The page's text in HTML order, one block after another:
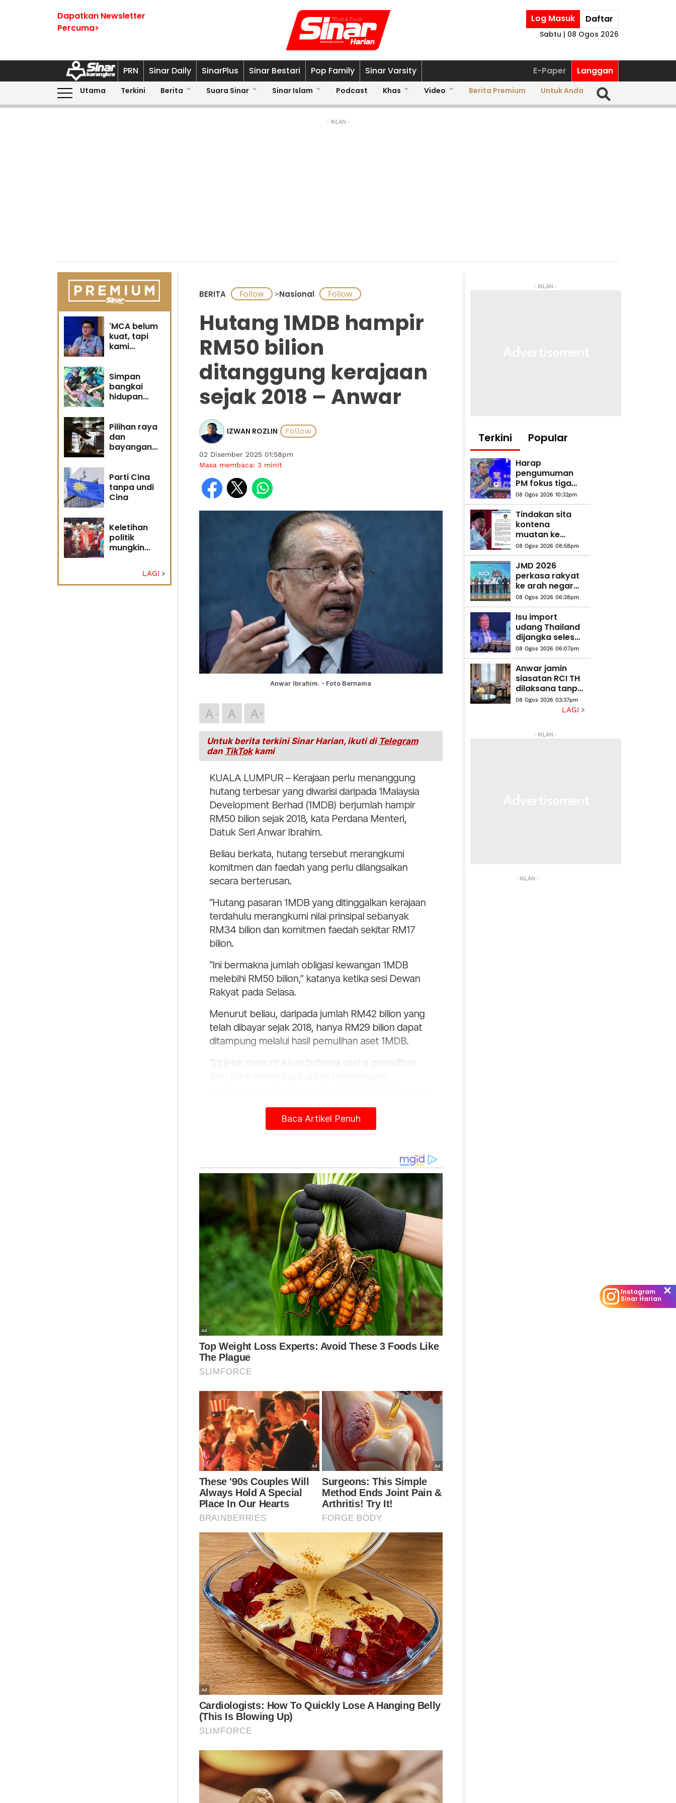
Dapatkan Newsletter
Percuma>
Log Masuk Daftar
Sabtu | 08 Ogos 2026
PRN Sinar Daily SinarPlus Sinar Bestari Pop Family Sinar Varsity E-Paper Langgan
Utama Terkini Berita Suara Sinar Sinar Islam Podcast Khas Video Berita Premium Untuk Anda
- IKLAN -
'MCA belum
kuat, tapi
kami
Simpan
bangkai
hidupan
Pilihan raya
dan
bayangan
Parti Cina
tanpa undi
Cina
Keletihan
politik
mungkin
Penganalisis
LAGI
BERITA >Nasional
Hutang 1MDB hampir
RM50 bilion
ditanggung kerajaan
sejak 2018 – Anwar
IZWAN ROZLIN
02 Disember 2025 01:58pm
Masa membaca: 3minit
Anwar Ibrahim. - Foto Bernama
A A A
Untuk berita terkini Sinar Harian, ikuti di Telegram
dan TikTokkami
KUALA LUMPUR – Kerajaan perlu menanggung
hutang terbesar yang diwarisi daripada 1Malaysia
Development Berhad (1MDB) berjumlah hampir
RM50 bilion sejak 2018, kata Perdana Menteri,
Datuk Seri Anwar Ibrahim.
Beliau berkata, hutang tersebut merangkumi
komitmen dan faedah yang perlu dilangsaikan
secara berterusan.
“Hutang pasaran 1MDB yang ditinggalkan kerajaan
terdahulu merangkumi nilai prinsipal sebanyak
RM34 bilion dan komitmen faedah sekitar RM17
bilion.
“Ini bermakna jumlah obligasi kewangan 1MDB
melebihi RM50 bilion,” katanya ketika sesi Dewan
Rakyat pada Selasa.
Menurut beliau, daripada jumlah RM42 bilion yang
telah dibayar sejak 2018, hanya RM29 bilion dapat
ditampung melalui hasil pemulihan aset 1MDB.
“Ini jelas menunjukkan bahawa usaha pemulihan
Anwar menambah, baki RM13 bilion obligasi hutang
perlu ditanggung menggunakan dana kerajaan.
Beliau turut menjelaskan bahawa masih terdapat
baki RM9 bilion yang perlu dibayar sehingga tahun
2039 bagi Sukuk Nota Kewangan Islam Jangka
Sederhana (IMTN), merangkumi RM5 bilion
prinsipal dan RM4 bilion faedah.
“Sedangkan baki hasil pemulihan aset yang tinggal
melunaskan komitmen IMTN tersebut,” ujarnya.
Artikel Berkaitan:
1MDB: JPMorganChase akan bayar penyelesaian RM1.4
bilion kepada kerajaan - MOF
mySalam bantu tingkat taraf hidup B40, salur manfaat
tuntutan RM1.25 bilion sejak 2019
Kuala Lumpur sasar 256km laluan hijau menjelang 2040
Mengenai penyasaran subsidi petrol RON95
(BUDI95), Anwar berkata, terdapat pihak yang
mencadangkan agar kerajaan mengikut nasihat
Bank Dunia dengan menaikkan harga RON95 ke
paras pasaran untuk semua pengguna.
“Bantuan tunai hanya diberikan kepada kumpulan
tertentu, itu yang dicadangkan,” katanya.
cadangan tersebut kerana ia akan memberi
implikasi besar kepada rakyat.
Baca Artikel Penuh
- IKLAN -
Terkini Popular
Harap
pengumuman
PM fokus tiga
komponen
utama
melibatkan
struktur ATM -
Menteri
Pertahanan
08 Ogos 2026 10:32pm
Tindakan sita
kontena
muatan ke
Israel bukti
ketegasan
Malaysia -
Anwar
08 Ogos 2026 08:58pm
JMD 2026
perkasa rakyat
ke arah negara
AI
08 Ogos 2026 06:28pm
Isu import
udang Thailand
dijangka selesai
pertengahan
bulan ini –
Mohamad Sabu
08 Ogos 2026 06:07pm
Anwar jamin
siasatan RCI TH
dilaksana tanpa
kompromi
08 Ogos 2026 03:37pm
LAGI
- IKLAN -
- IKLAN -
Instagram
Sinar Harian